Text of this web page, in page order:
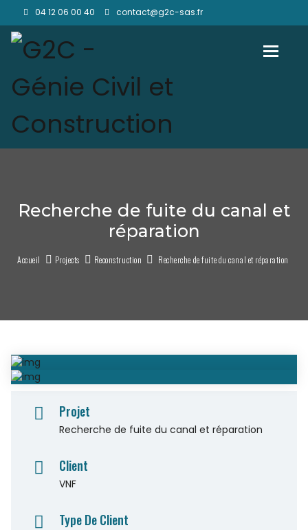
04 12 06 00 40 contact@g2c-sas.fr
Recherche de fuite du canal et
réparation
Accueil Projects Reconstruction Recherche de fuite du canal et réparation
Projet
Recherche de fuite du canal et réparation
Client
VNF
Type De Client